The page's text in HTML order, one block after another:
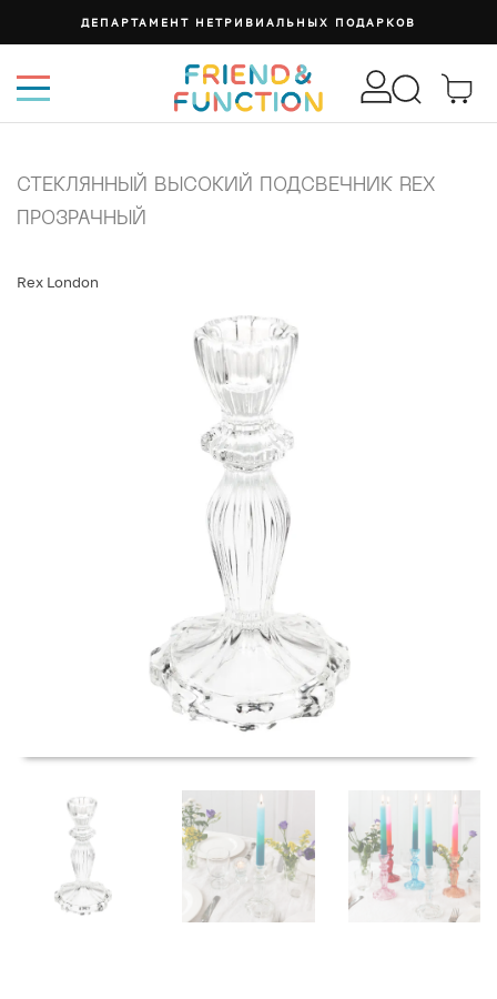
ДЕПАРТАМЕНТ НЕТРИВИАЛЬНЫХ ПОДАРКОВ
СТЕКЛЯННЫЙ ВЫСОКИЙ ПОДСВЕЧНИК REX
ПРОЗРАЧНЫЙ
Rex London